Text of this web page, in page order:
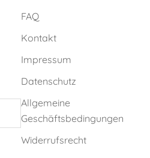
FAQ
Kontakt
Impressum
Datenschutz
Allgemeine
Geschäftsbedingungen
Widerrufsrecht